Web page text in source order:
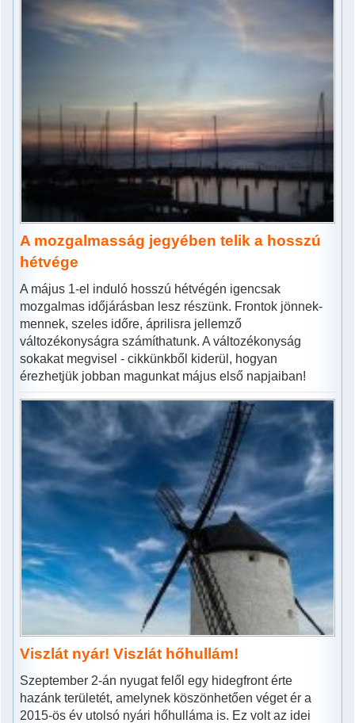
A mozgalmasság jegyében telik a hosszú
hétvége
A május 1-el induló hosszú hétvégén igencsak
mozgalmas időjárásban lesz részünk. Frontok jönnek-
mennek, szeles időre, áprilisra jellemző
változékonyságra számíthatunk. A változékonyság
sokakat megvisel - cikkünkből kiderül, hogyan
érezhetjük jobban magunkat május első napjaiban!
Viszlát nyár! Viszlát hőhullám!
Szeptember 2-án nyugat felől egy hidegfront érte
hazánk területét, amelynek köszönhetően véget ér a
2015-ös év utolsó nyári hőhulláma is. Ez volt az idei